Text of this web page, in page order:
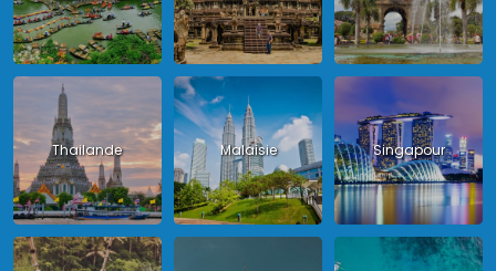
Thailande Malaisie Singapour